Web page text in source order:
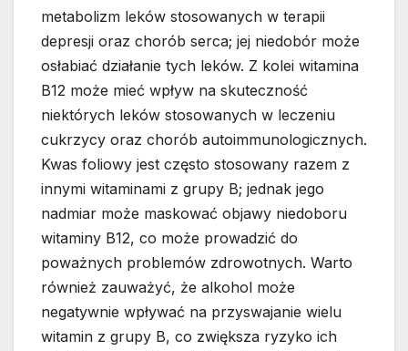
metabolizm leków stosowanych w terapii
depresji oraz chorób serca; jej niedobór może
osłabiać działanie tych leków. Z kolei witamina
B12 może mieć wpływ na skuteczność
niektórych leków stosowanych w leczeniu
cukrzycy oraz chorób autoimmunologicznych.
Kwas foliowy jest często stosowany razem z
innymi witaminami z grupy B; jednak jego
nadmiar może maskować objawy niedoboru
witaminy B12, co może prowadzić do
poważnych problemów zdrowotnych. Warto
również zauważyć, że alkohol może
negatywnie wpływać na przyswajanie wielu
witamin z grupy B, co zwiększa ryzyko ich